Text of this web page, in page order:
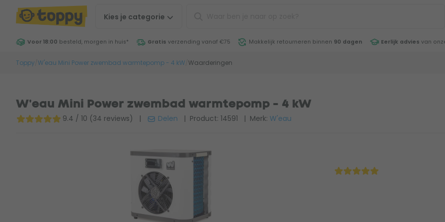
Kies je categorie
Voor 18:00 besteld, morgen in huis* Gratis verzending vanaf €75 Makkelijk retourneren binnen 90 dagen Eerlijk advies van
Toppy W'eau Mini Power zwembad warmtepomp - 4 kW Waarderingen
W'eau Mini Power zwembad warmtepomp - 4 kW
9.4 / 10 (34 reviews) | Delen | Product: 14591 | Merk:W'eau